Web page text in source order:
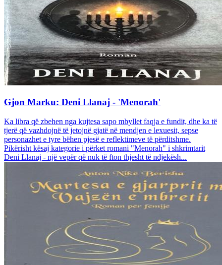
Gjon Marku: Deni Llanaj - 'Menorah'
Ka libra që zbehen nga kujtesa sapo mbyllet faqja e fundit, dhe ka të
tjerë që vazhdojnë të jetojnë gjatë në mendjen e lexuesit, sepse
personazhet e tyre bëhen pjesë e reflektimeve të përditshme.
Pikërisht kësaj kategorie i përket romani "Menorah" i shkrimtarit
Deni Llanaj - një vepër që nuk të fton thjesht të ndjekësh...